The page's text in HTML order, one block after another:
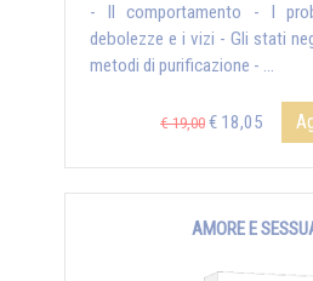
- Il comportamento - I
debolezze e i vizi - Gli stati
metodi di purificazione - ...
€ 19,00 € 18,05
AMORE E